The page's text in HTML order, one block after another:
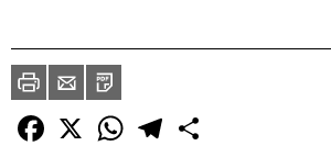
ImprimirEnvia
un
amic
PDF
Facebook
X WhatsAppTelegram